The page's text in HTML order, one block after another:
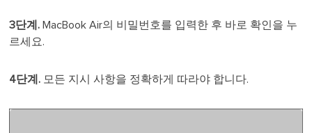
3단계. MacBook Air의 비밀번호를 입력한 후 바로 확인을 누
르세요.
4단계. 모든 지시 사항을 정확하게 따라야 합니다.